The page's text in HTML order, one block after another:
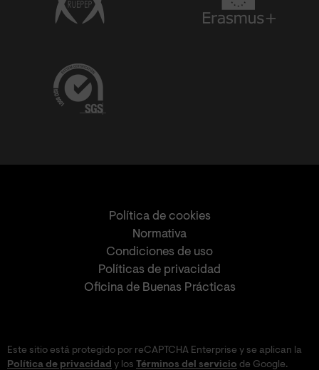
Política de cookies
Normativa
Condiciones de uso
Políticas de privacidad
Oficina de Buenas Prácticas
Este sitio está protegido por reCAPTCHA Enterprise y se aplican la
Política de privacidad y los Términos del servicio de Google.